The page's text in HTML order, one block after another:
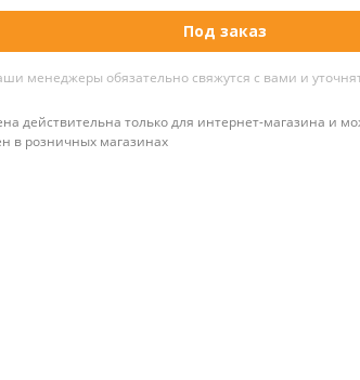
Под заказ
менеджеры обязательно свяжутся с вами и
действительна только для интернет-магазина и
в розничных магазинах